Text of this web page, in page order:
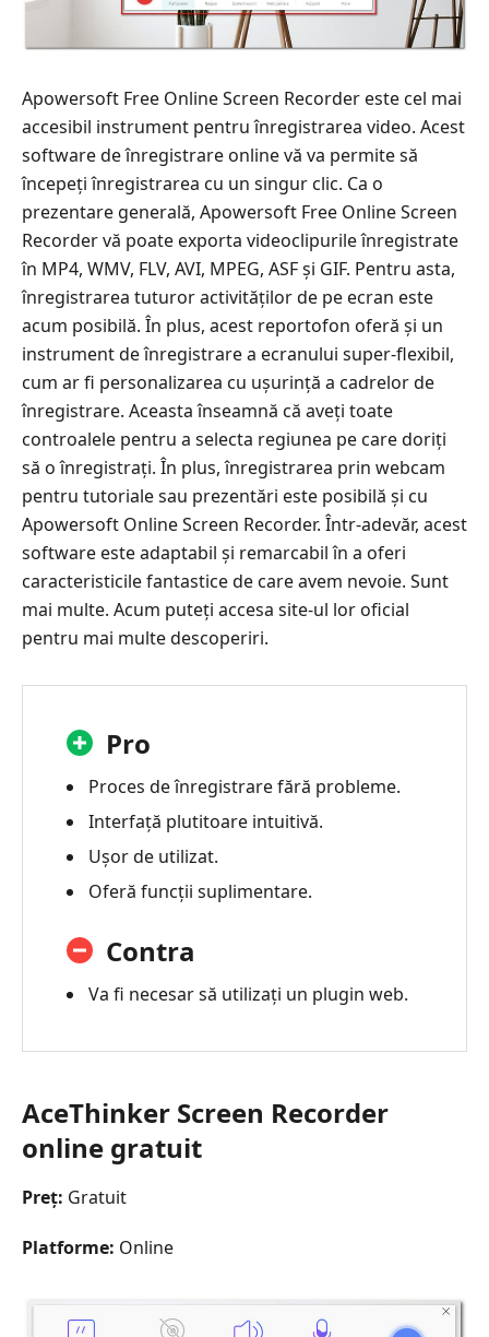
Apowersoft Free Online Screen Recorder este cel mai
accesibil instrument pentru înregistrarea video. Acest
software de înregistrare online vă va permite să
începeți înregistrarea cu un singur clic. Ca o
prezentare generală, Apowersoft Free Online Screen
Recorder vă poate exporta videoclipurile înregistrate
în MP4, WMV, FLV, AVI, MPEG, ASF și GIF. Pentru asta,
înregistrarea tuturor activităților de pe ecran este
acum posibilă. În plus, acest reportofon oferă și un
instrument de înregistrare a ecranului super-flexibil,
cum ar fi personalizarea cu ușurință a cadrelor de
înregistrare. Aceasta înseamnă că aveți toate
controalele pentru a selecta regiunea pe care doriți
să o înregistrați. În plus, înregistrarea prin webcam
pentru tutoriale sau prezentări este posibilă și cu
Apowersoft Online Screen Recorder. Într-adevăr, acest
software este adaptabil și remarcabil în a oferi
caracteristicile fantastice de care avem nevoie. Sunt
mai multe. Acum puteți accesa site-ul lor oficial
pentru mai multe descoperiri.
Pro
Proces de înregistrare fără probleme.
Interfață plutitoare intuitivă.
Ușor de utilizat.
Oferă funcții suplimentare.
Contra
Va fi necesar să utilizați un plugin web.
AceThinker Screen Recorder
online gratuit
Preț: Gratuit
Platforme: Online